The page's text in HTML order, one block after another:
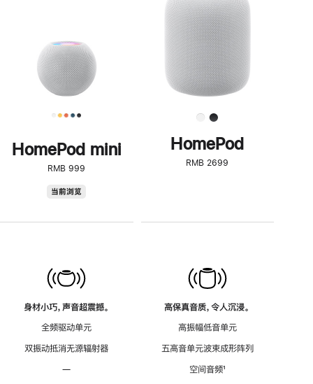
HomePod mini
RMB 999
当前浏览
身材小巧，声音超震撼。
全频驱动单元
双振动抵消无源辐射器
—
了
解
HomePod<
HomePod
RMB 2699
高保真音质，令人沉浸。
高振幅低音单元
五高音单元波束成形阵列
空间音频脚
¹